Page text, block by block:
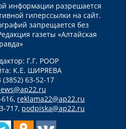
информации разрешается
гиперссылки на сайт.
запрещается без
газеты «Алтайская
Г.Г. РООР
К.Е. ШИРЯЕВА
63-52-17
reklama22@ap22.ru
717, podpiska@ap22.ru